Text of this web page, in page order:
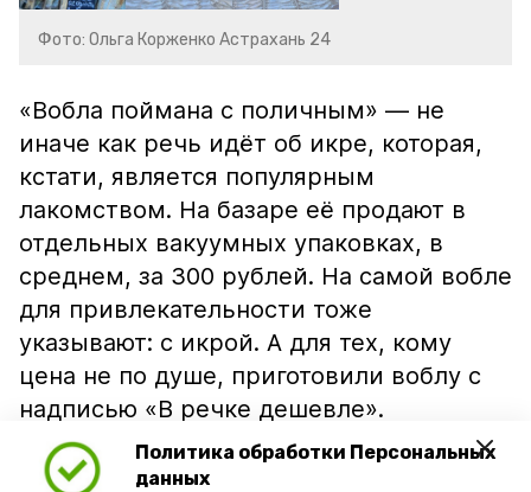
Политика обработки Персональных
данных
Фото: Ольга Корженко Астрахань 24
«Вобла поймана с поличным» — не
иначе как речь идёт об икре, которая,
кстати, является популярным
лакомством. На базаре её продают в
отдельных вакуумных упаковках, в
среднем, за 300 рублей. На самой вобле
для привлекательности тоже
указывают: с икрой. А для тех, кому
цена не по душе, приготовили воблу с
надписью «В речке дешевле».